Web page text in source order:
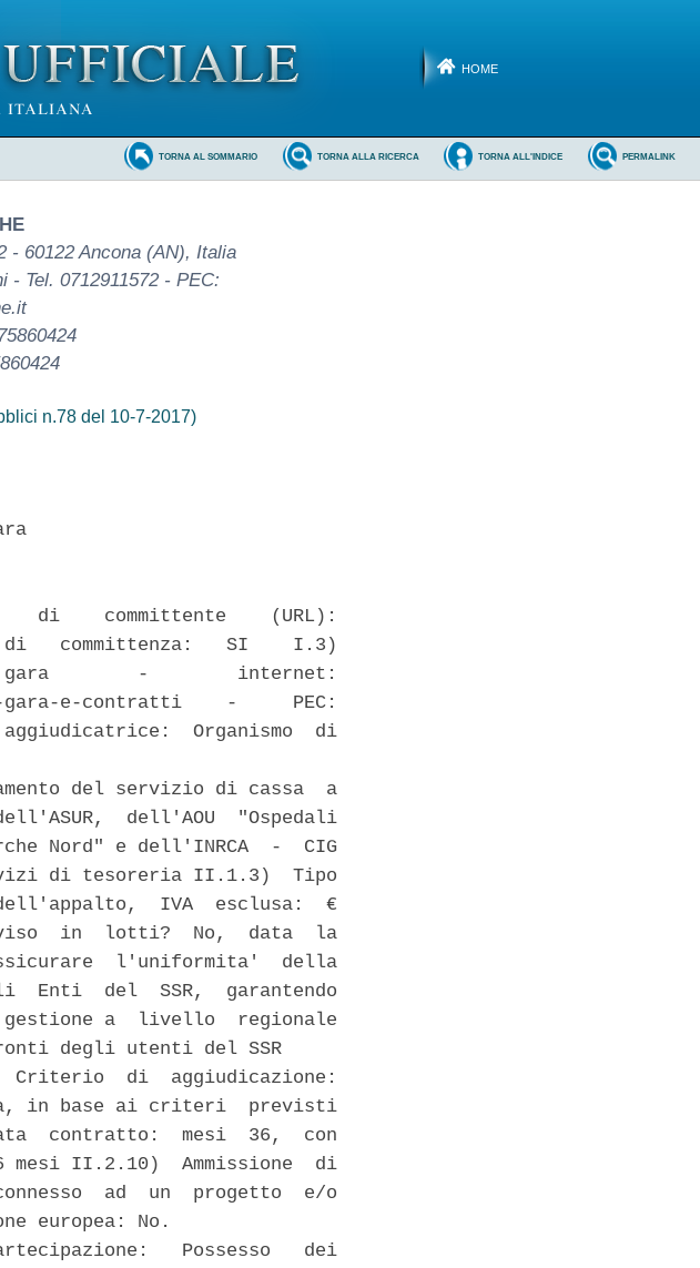
HOME
PERMALINK
TORNA ALL'INDICE
TORNA ALLA RICERCA
TORNA AL SOMMARIO
- 60122 Ancona (AN), Italia
Tel. 0712911572 - PEC:
n.78 del 10-7-2017)
di    committente    (URL):
di   committenza:   SI    I.3)
gara        -        internet:
gara-e-contratti    -     PEC:
aggiudicatrice:  Organismo  di
del servizio di cassa  a
dell'AOU  "Ospedali
Nord" e dell'INRCA  -  CIG
di tesoreria II.1.3)  Tipo
IVA  esclusa:  €
in  lotti?  No,  data  la
l'uniformita'  della
Enti  del  SSR,  garantendo
gestione a  livello  regionale
degli utenti del SSR
Criterio  di  aggiudicazione:
in base ai criteri  previsti
contratto:  mesi  36,  con
II.2.10)  Ammissione  di
ad  un  progetto  e/o
europea: No.
Possesso   dei